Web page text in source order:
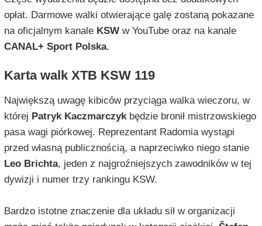
opłat. Darmowe walki otwierające galę zostaną pokazane
na oficjalnym kanale KSWw YouTube oraz na kanale
CANAL+ Sport Polska.
Karta walk XTB KSW 119
Największą uwagę kibiców przyciąga walka wieczoru, w
której Patryk Kaczmarczykbędzie bronił mistrzowskiego
pasa wagi piórkowej. Reprezentant Radomia wystąpi
przed własną publicznością, a naprzeciwko niego stanie
Leo Brichta, jeden z najgroźniejszych zawodników w tej
dywizji i numer trzy rankingu KSW.
Bardzo istotne znaczenie dla układu sił w organizacji